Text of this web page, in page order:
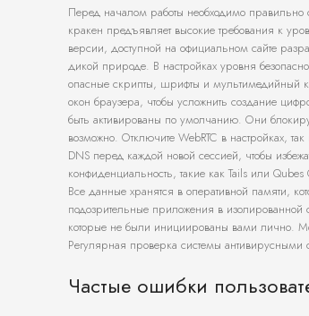
Перед началом работы необходимо
кракен предъявляет высокие требования к
версии, доступной на официальном сайте
дикой природе. В настройках уровня
опасные скрипты, шрифты и мультимедийный
окон браузера, чтобы усложнить создание
быть активированы по умолчанию. Они
возможно. Отключите WebRTC в настройках,
DNS перед каждой новой сессией, чтобы
конфиденциальность, такие как Tails или
Все данные хранятся в оперативной памяти,
подозрительные приложения в
которые не были инициированы вами лично.
Регулярная проверка системы антивирусными
Частые ошибки